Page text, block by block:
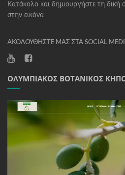
Κατάκολο και δημιουργήστε τη δική
στην εικόνα
ΑΚΟΛΟΥΘΉΣΤΕ ΜΑΣ ΣΤΑ SOCIAL
ΟΛΥΜΠΙΑΚΌΣ ΒΟΤΑΝΙΚΌΣ